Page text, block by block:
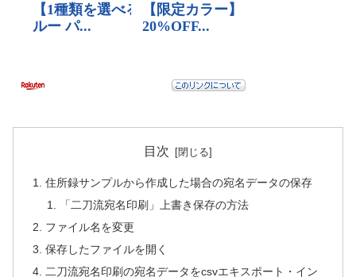
目次
住所録サンプルから作成した場合の宛名データの保存
「二刀流宛名印刷」上書き保存の方法
ファイル名を変更
保存したファイルを開く
二刀流宛名印刷の宛名データをcsvエキスポート・イン